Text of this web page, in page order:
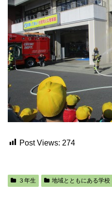
Post Views: 274
３年生 地域とともにある学校